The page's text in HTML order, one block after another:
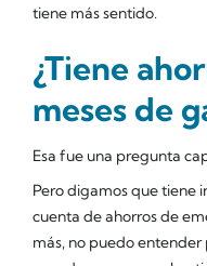
tiene más sentido.
¿Tiene
meses de
Esa fue una pregunta
Pero digamos que tiene
cuenta de ahorros de
más, no puedo